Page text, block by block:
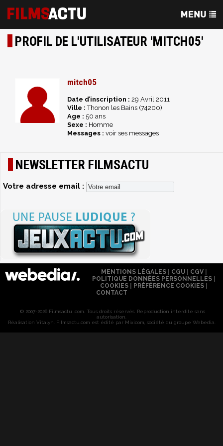
PROFIL DE L'UTILISATEUR 'MITCH05'
mitch05
Date d’inscription : 29 Avril 2011
Ville :Thonon les Bains (74200)
Age : 50 ans
Sexe : Homme
Messages : voir ses messages
NEWSLETTER FILMSACTU
Votre adresse email :
MENTIONS LÉGALES| CGU| CGV|
POLITIQUE DONNÉES PERSONNELLES
COOKIES
PRÉFÉRENCE COOKIES
CONTACT
© 2007-2026 Filmsactu .com. Tous droits réservés. Reproduction interdite sans
autorisation.
Réalisation Vitalyn . Filmsactu .com est édité par Mixicom, société du groupe Webedia.